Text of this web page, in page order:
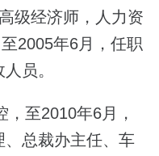
级经济师，人力资
2005年6月，任职
员。
至2010年6月，
、总裁办主任、车